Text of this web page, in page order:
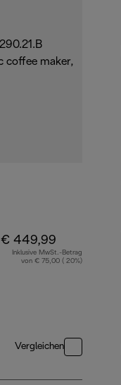
€ 449,99
Inklusive MwSt.-Betrag
von € 75,00 ( 20%)
Vergleichen